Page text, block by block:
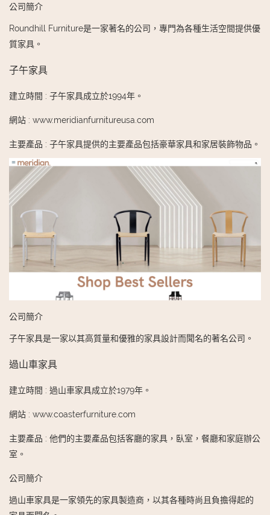
公司簡介
Roundhill Furniture是一家著名的公司，專門為各種生活空間提供優
質家具。
子午家具
建立時間 : 子午家具成立於1994年。
網站 : www.meridianfurnitureusa.com
主要產品 : 子午家具提供的主要產品包括豪華家具和家居裝飾物品。
公司簡介
子午家具是一家以其高質量和優雅的家具設計而聞名的著名公司。
過山車家具
建立時間 : 過山車家具成立於1979年。
網站 : www.coasterfurniture.com
主要產品 : 他們的主要產品包括客廳的家具，臥室，餐廳和家庭辦公
室。
公司簡介
過山車家具是一家領先的家具製造商，以其各種時尚且負擔得起的